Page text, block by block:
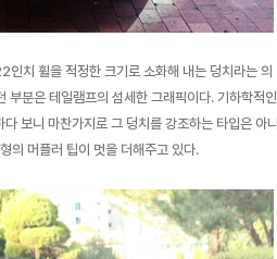
치 휠을 적정한 크기로 소화해 내는 덩치라는 의
분은 테일램프의 섬세한 그래픽이다. 기하학적인
보니 마찬가지로 그 덩치를 강조하는 타입은 아니
의 머플러 팁이 멋을 더해주고 있다.